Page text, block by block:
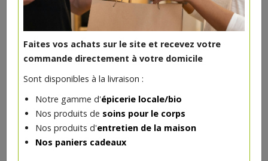
Faites vos achats sur le site et recevez votre
commande directement à votre domicile
Sont disponibles à la livraison :
Notre gamme d'épicerie locale/bio
Nos produits de soins pour le corps
Nos produits d'entretien de la maison
Nos paniers cadeaux
Blaireau de rasage